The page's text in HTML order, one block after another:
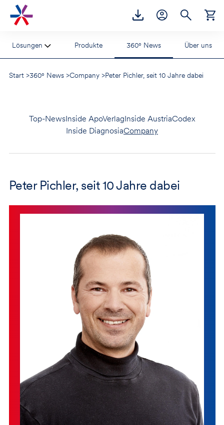
Zur Hauptnavigation
Zum Inhalt
Zur Footernavigation
Lösungen Produkte 360° News Über uns
Start>360° News>Company>Peter Pichler, seit 10 Jahre dabei
Top-NewsInside ApoVerlagInside AustriaCodex
Inside DiagnosiaCompany
Peter Pichler, seit 10 Jahre dabei